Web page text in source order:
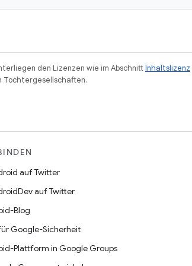
den Lizenzen wie im AbschnittInhaltslizenz
Tochtergesellschaften.
auf Twitter
auf Twitter
Blog
Google-Sicherheit
Plattform in Google Groups